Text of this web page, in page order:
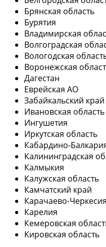
Брянская область
Бурятия
Владимирская
Волгоградская
Вологодская
Воронежская
Дагестан
Еврейская АО
Забайкальский край
Ивановская область
Ингушетия
Иркутская область
Кабардино-
Калининградская
Калмыкия
Калужская область
Камчатский край
Карачаево-Черкесия
Карелия
Кемеровская
Кировская область